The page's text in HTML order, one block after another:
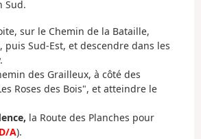
Sud.
sur le Chemin de la Bataille,
Sud-Est, et descendre dans les
des Grailleux, à côté des
Roses des Bois", et atteindre le
la Route des Planches pour
D/A).